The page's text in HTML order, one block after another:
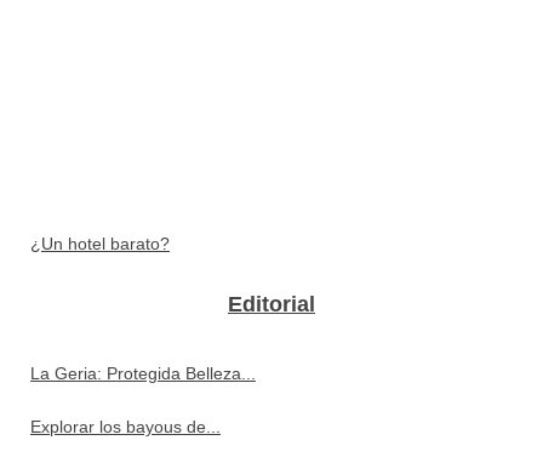
¿Un hotel barato?
Editorial
La Geria: Protegida Belleza...
Explorar los bayous de...